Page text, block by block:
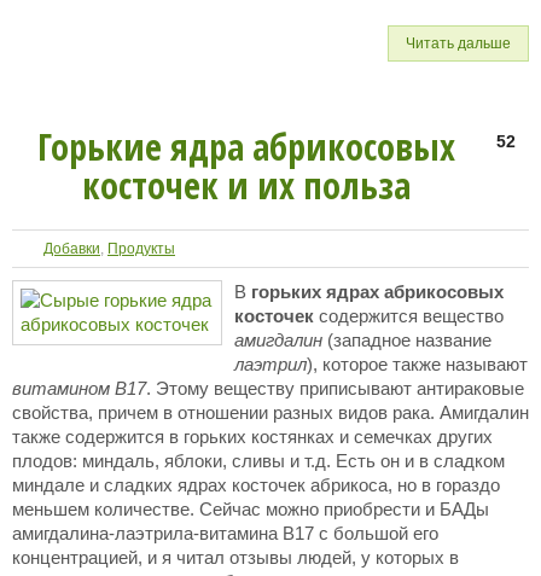
Читать дальше
52
Горькие ядра абрикосовых
косточек и их польза
Добавки, Продукты
В горьких ядрах абрикосовых
косточек содержится вещество
амигдалин (западное название
лаэтрил), которое также называют
витамином В17. Этому веществу приписывают антираковые
свойства, причем в отношении разных видов рака. Амигдалин
также содержится в горьких костянках и семечках других
плодов: миндаль, яблоки, сливы и т.д. Есть он и в сладком
миндале и сладких ядрах косточек абрикоса, но в гораздо
меньшем количестве. Сейчас можно приобрести и БАДы
амигдалина-лаэтрила-витамина B17 с большой его
концентрацией, и я читал отзывы людей, у которых в